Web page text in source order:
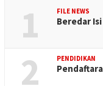
1 FILE NEWS
Beredar
2 PENDIDIKAN